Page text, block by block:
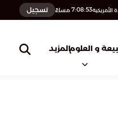
الأمريكية7:08:54 مساءً تسجيل
و العلومالمزيد